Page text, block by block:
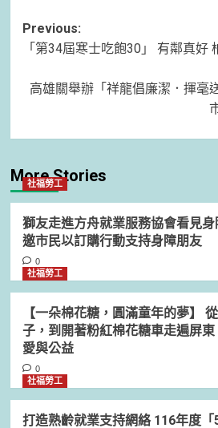
Post
navigation
Previous:
「第34屆寒士吃飽30」 有鄰真好
高雄關舉辦「祥龍倡廉潔．揮毫
More Stories
社福勞工
獅友走進方舟就業服務協會看見
邀市民以訂購行動支持身障朋友
0
社福勞工
【一朵棉花糖，圓滿童年的夢】
子，到開著粉紅棉花糖車走遍屏
愛與公益
0
社福勞工
打造熟齡就業支持網絡 116年度